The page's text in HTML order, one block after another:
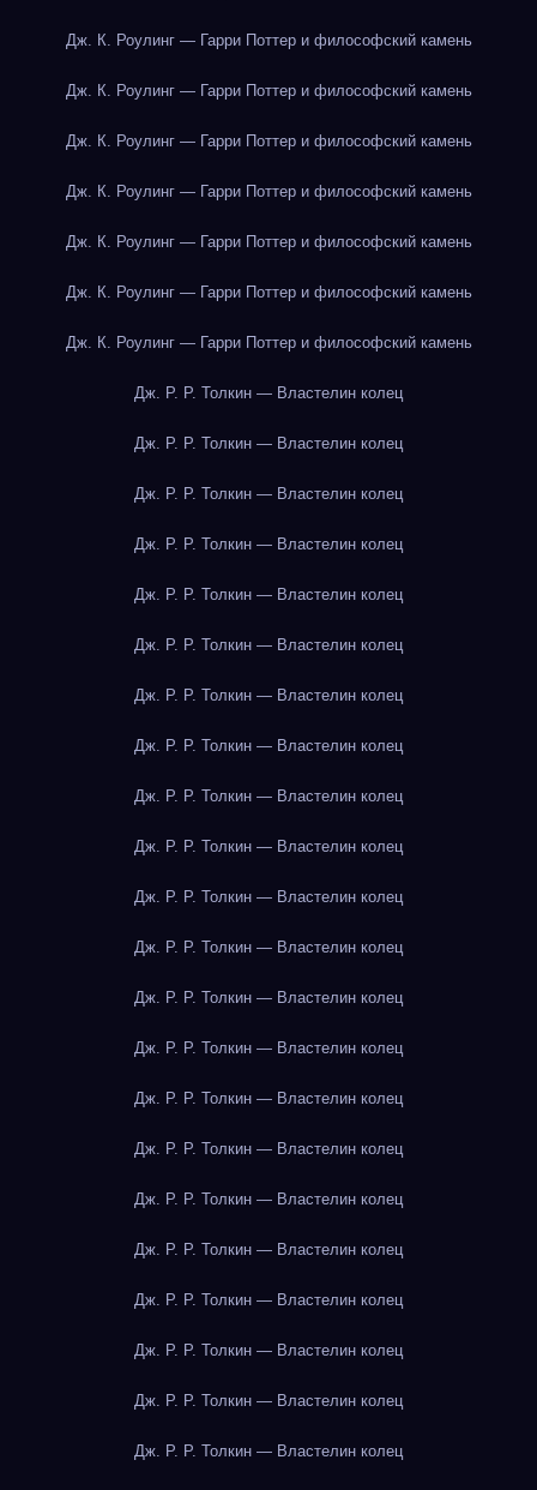
Дж. К. Роулинг — Гарри Поттер и философский камень
Дж. К. Роулинг — Гарри Поттер и философский камень
Дж. К. Роулинг — Гарри Поттер и философский камень
Дж. К. Роулинг — Гарри Поттер и философский камень
Дж. К. Роулинг — Гарри Поттер и философский камень
Дж. К. Роулинг — Гарри Поттер и философский камень
Дж. К. Роулинг — Гарри Поттер и философский камень
Дж. Р. Р. Толкин — Властелин колец
Дж. Р. Р. Толкин — Властелин колец
Дж. Р. Р. Толкин — Властелин колец
Дж. Р. Р. Толкин — Властелин колец
Дж. Р. Р. Толкин — Властелин колец
Дж. Р. Р. Толкин — Властелин колец
Дж. Р. Р. Толкин — Властелин колец
Дж. Р. Р. Толкин — Властелин колец
Дж. Р. Р. Толкин — Властелин колец
Дж. Р. Р. Толкин — Властелин колец
Дж. Р. Р. Толкин — Властелин колец
Дж. Р. Р. Толкин — Властелин колец
Дж. Р. Р. Толкин — Властелин колец
Дж. Р. Р. Толкин — Властелин колец
Дж. Р. Р. Толкин — Властелин колец
Дж. Р. Р. Толкин — Властелин колец
Дж. Р. Р. Толкин — Властелин колец
Дж. Р. Р. Толкин — Властелин колец
Дж. Р. Р. Толкин — Властелин колец
Дж. Р. Р. Толкин — Властелин колец
Дж. Р. Р. Толкин — Властелин колец
Дж. Р. Р. Толкин — Властелин колец